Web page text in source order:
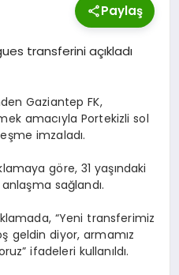
Paylaş
Gaziantep FK,
amacıyla Portekizli sol
imzaladı.
göre, 31 yaşındaki
sağlandı.
“Yeni transferimiz
geldin diyor, armamız
ifadeleri kullanıldı.